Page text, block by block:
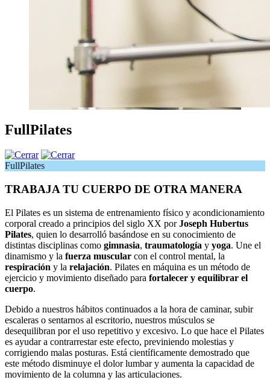
FullPilates
FullPilates
TRABAJA TU CUERPO DE OTRA MANERA
El Pilates es un sistema de entrenamiento físico y acondicionamiento
corporal creado a principios del siglo XX porJoseph Hubertus
Pilates, quien lo desarrolló basándose en su conocimiento de
distintas disciplinas como gimnasia, traumatología y yoga. Une el
dinamismo y la fuerza muscular con el control mental, la
respiración y la relajación. Pilates en máquina es un método de
ejercicio y movimiento diseñado para fortalecer y equilibrar el
cuerpo.
Debido a nuestros hábitos continuados a la hora de caminar, subir
escaleras o sentarnos al escritorio, nuestros músculos se
desequilibran por el uso repetitivo y excesivo. Lo que hace el Pilates
es ayudar a contrarrestar este efecto, previniendo molestias y
corrigiendo malas posturas. Está científicamente demostrado que
este método disminuye el dolor lumbar y aumenta la capacidad de
movimiento de la columna y las articulaciones.